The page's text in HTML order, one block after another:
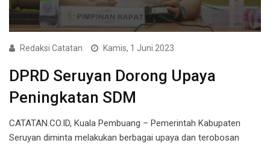
Redaksi Catatan Kamis, 1 Juni 2023
DPRD Seruyan Dorong Upaya
Peningkatan SDM
CATATAN.CO.ID, Kuala Pembuang – Pemerintah Kabupaten
Seruyan diminta melakukan berbagai upaya dan terobosan